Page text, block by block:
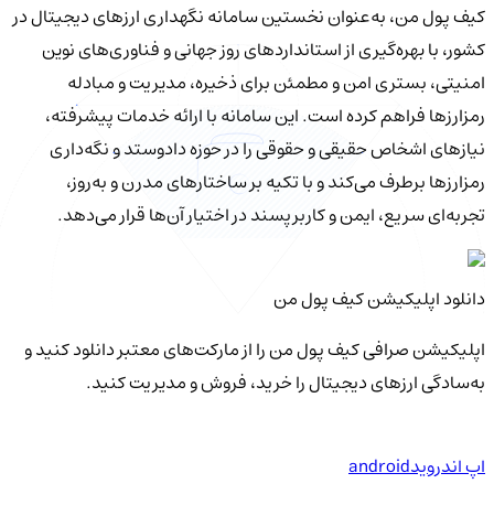
کیف‌ پول من، به‌عنوان نخستین سامانه نگهداری ارزهای دیجیتال در
کشور، با بهره‌گیری از استانداردهای روز جهانی و فناوری‌های نوین
امنیتی، بستری امن و مطمئن برای ذخیره، مدیریت و مبادله
رمزارزها فراهم کرده است. این سامانه با ارائه خدمات پیشرفته،
نیازهای اشخاص حقیقی و حقوقی را در حوزه دادوستد و نگه‌داری
رمزارزها برطرف می‌کند و با تکیه بر ساختارهای مدرن و به‌روز،
تجربه‌ای سریع، ایمن و کاربرپسند در اختیار آن‌ها قرار می‌دهد.
دانلود اپلیکیشن کیف‌ پول من
اپلیکیشن صرافی کیف پول من را از مارکت‌های معتبر دانلود کنید و
به‌سادگی ارزهای دیجیتال را خرید، فروش و مدیریت کنید.
اپ اندرویدandroid